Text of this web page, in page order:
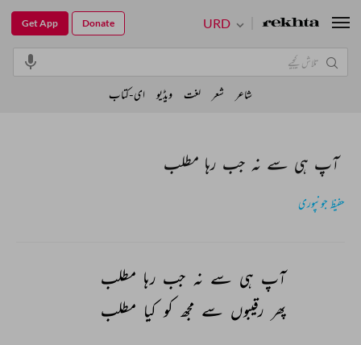
آپ ہی سے نہ جب رہا مطلب
حفیظ جونپوری
آپ ہی سے نہ جب رہا مطلب
پھر رقیبوں سے مجھ کو کیا مطلب
URD
Get App Donate
شاعر شعر لغت ویڈیو ای-کتاب